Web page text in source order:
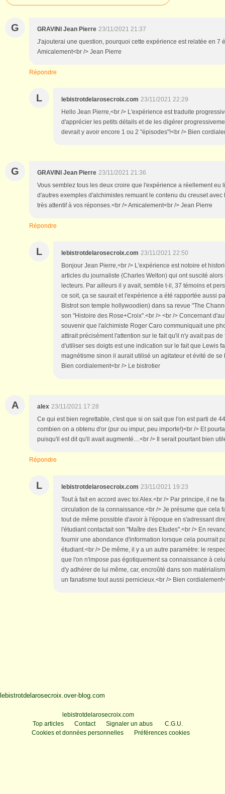
G GRAVINI Jean Pierre 23/11/2021 21:37
J'ajouterai une question, pourquoi cette expérience est relatée en 7
Amicalement<br /> Jean Pierre
Répondre
L lebistrotdelarosecroix.com 23/11/2021 22:29
Hello Jean Pierre,<br /> L'expérience est traduite
d'apprécier les petits détails et de les digérer
devrait y avoir encore 1 ou 2 "épisodes"!<br /> Bien
G GRAVINI Jean Pierre 23/11/2021 21:36
Vous semblez tous les deux croire que l'expérience a réellement eu
d'autres exemples d'alchimistes remuant le contenu du creuset avec
très attentif à vos réponses.<br /> Amicalement<br /> Jean Pierre
Répondre
L lebistrotdelarosecroix.com 23/11/2021 22:50
Bonjour Jean Pierre,<br /> L'expérience est notoire et
articles du journaliste (Charles Welton) qui ont suscité
lecteurs. Par ailleurs il y avait, semble t-il, 37 témoins et
ce soit, ça se saurait et l'expérience a été rapportée aussi
Bistrot son temple hollywoodien) dans sa revue "The
son "Histoire des Rose+Croix".<br /> <br /> Concernant
souvenir que l'alchimiste Roger Caro communiquait une
attirait précisément l'attention sur le fait qu'il n'y avait pas
d'utiliser ses doigts est une indication sur le fait que Lewis
magnétisme sinon il aurait utilisé un agitateur et évité de se
Bien cordialement<br /> Le bistrotier
A alex 23/11/2021 17:28
Ce qui est bien regrettable, c'est que si on sait que l'on est parti de
combien on a obtenu d'or (pur ou impur, peu importe!)<br /> Et
puisqu'il est dit qu'il avait augmenté....<br /> Il serait pourtant bien
Répondre
L lebistrotdelarosecroix.com 23/11/2021 19:23
Tout à fait en accord avec toi Alex.<br /> Par principe, il ne
circulation de la connaissance.<br /> Je présume que cela
tout de même possible d'avoir à l'époque en s'adressant
l'étudiant contactait son "Maître des Etudes".<br /> En
fournir une abondance d'information lorsque cela pourrait
étudiant.<br /> De même, il y a un autre paramètre: le
que l'on n'impose pas égotiquement sa connaissance à
d'y adhérer de lui même, car, encroûté dans son
un fanatisme tout aussi pernicieux.<br /> Bien
lebistrotdelarosecroix.over-blog.com
lebistrotdelarosecroix.com
Top articles
Contact Signaler un abus
C.G.U.
Cookies et données personnelles
Préférences cookies